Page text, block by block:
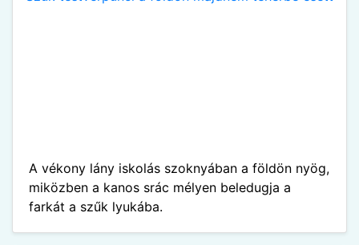
A vékony lány iskolás szoknyában a földön nyög,
miközben a kanos srác mélyen beledugja a
farkát a szűk lyukába.